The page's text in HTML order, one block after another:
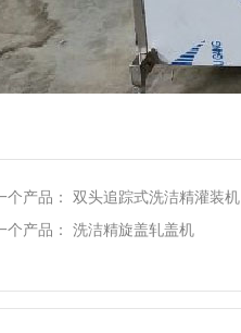
个产品： 双头追踪式洗洁精灌装机
个产品： 洗洁精旋盖轧盖机